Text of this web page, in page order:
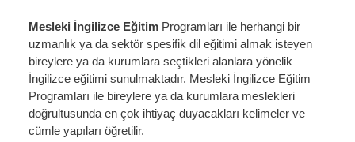
Mesleki İngilizce Eğitim Programları ile herhangi bir
uzmanlık ya da sektör spesifik dil eğitimi almak isteyen
bireylere ya da kurumlara seçtikleri alanlara yönelik
İngilizce eğitimi sunulmaktadır. Mesleki İngilizce Eğitim
Programları ile bireylere ya da kurumlara meslekleri
doğrultusunda en çok ihtiyaç duyacakları kelimeler ve
cümle yapıları öğretilir.